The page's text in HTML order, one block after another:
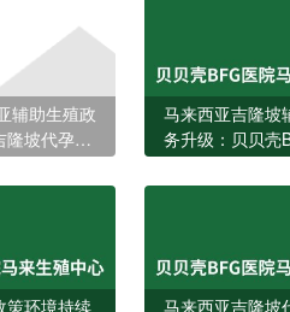
辅助生殖政
隆坡代孕家
马来西亚吉隆坡
务升级：贝贝壳
策环境持续 马来西亚吉隆坡